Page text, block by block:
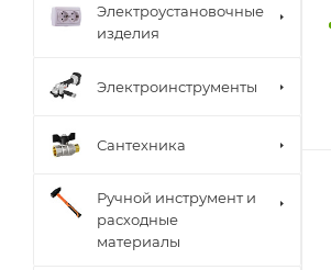
Электроустановочные
изделия
Электроинструменты
Сантехника
Ручной инструмент и
расходные
материалы